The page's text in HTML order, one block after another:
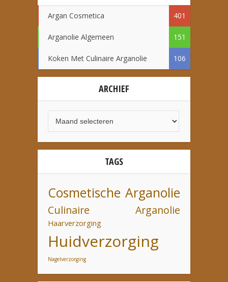
Argan Cosmetica 401
Arganolie Algemeen 151
Koken Met Culinaire Arganolie 106
ARCHIEF
TAGS
Cosmetische Arganolie
Culinaire Arganolie
Haarverzorging
Huidverzorging
Nagelverzorging